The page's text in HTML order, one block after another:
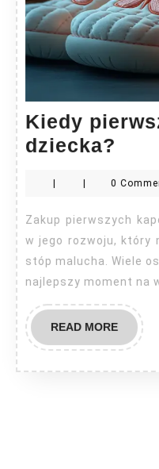
Kiedy
dziecka?
dla
0
Zakup pierwszych kapci dla dziecka to ważny krok
w jego rozwoju, który
stóp malucha. Wiele
najlepszy moment na
READ MOREREAD
MORE